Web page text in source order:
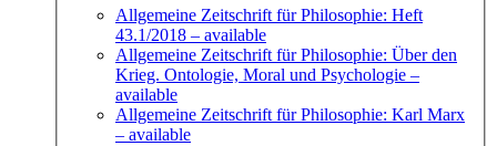
Allgemeine Zeitschrift für Philosophie: Heft
43.1/2018 – available
Allgemeine Zeitschrift für Philosophie: Über den
Krieg. Ontologie, Moral und Psychologie –
available
Allgemeine Zeitschrift für Philosophie: Karl Marx
– available